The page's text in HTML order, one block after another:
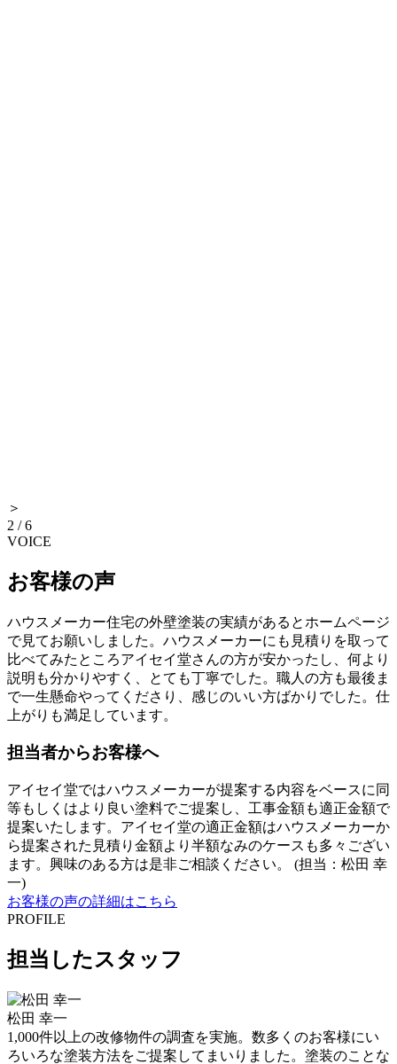
＞
2 /6
VOICE
お客様の声
ハウスメーカー住宅の外壁塗装の実績があるとホームページ
で見てお願いしました。ハウスメーカーにも見積りを取って
比べてみたところアイセイ堂さんの方が安かったし、何より
説明も分かりやすく、とても丁寧でした。職人の方も最後ま
で一生懸命やってくださり、感じのいい方ばかりでした。仕
上がりも満足しています。
担当者からお客様へ
アイセイ堂ではハウスメーカーが提案する内容をベースに同
等もしくはより良い塗料でご提案し、工事金額も適正金額で
提案いたします。アイセイ堂の適正金額はハウスメーカーか
ら提案された見積り金額より半額なみのケースも多々ござい
ます。興味のある方は是非ご相談ください。 (担当：松田 幸
一)
お客様の声の詳細はこちら
PROFILE
担当したスタッフ
松田 幸一
1,000件以上の改修物件の調査を実施。数多くのお客様にい
ろいろな塗装方法をご提案してまいりました。塗装のことな